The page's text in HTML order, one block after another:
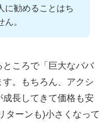
に勧めることはち
。
ころで「巨大なババ
。もちろん、アクシ
長してきて価格も安
ターンも)小さくなって